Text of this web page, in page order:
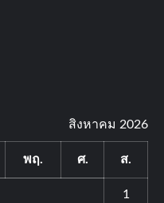
สิงหาคม 2026
พฤ. ศ. ส.
1